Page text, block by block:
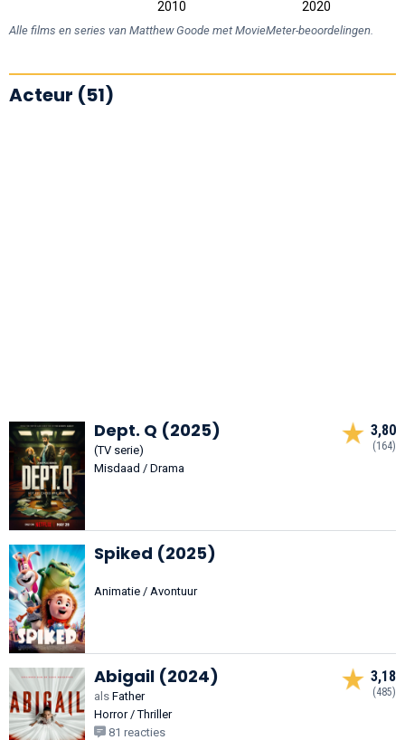
2010 2020
Alle films en series van Matthew Goode met MovieMeter-beoordelingen.
Acteur (51)
Dept. Q (2025)
(TV serie)
Misdaad / Drama
3,80
(164)
Spiked (2025)
Animatie / Avontuur
Abigail (2024)
als Father
Horror / Thriller
81 reacties
3,18
(485)